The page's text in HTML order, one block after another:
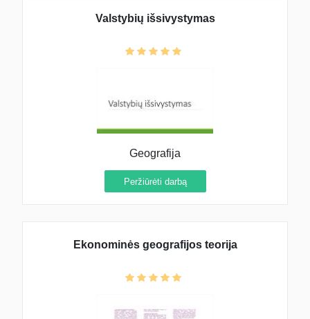
Valstybių išsivystymas
Geografija
Peržiūrėti darbą
Ekonominės geografijos teorija